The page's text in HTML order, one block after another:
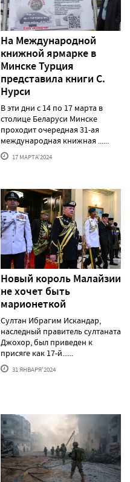
На Международной
книжной ярмарке в
Минске Турция
представила книги С.
Нурси
В эти дни с 14 по 17 марта в
столице Беларуси Минске
проходит очередная 31-ая
международная книжная ......
17 МАРТА'2024
Новый король Малайзии
не хочет быть
марионеткой
Султан Ибрагим Искандар,
наследный правитель султаната
Джохор, был приведен к
присяге как 17-й......
31 ЯНВАРЯ'2024